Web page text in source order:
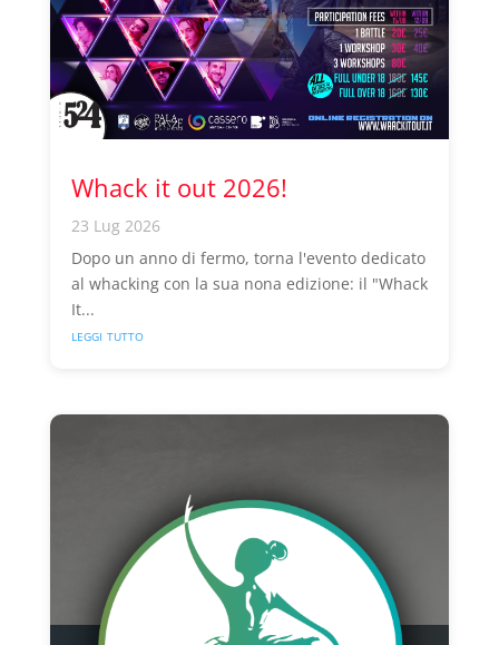
Whack it out 2026!
23 Lug 2026
Dopo un anno di fermo, torna l'evento dedicato
al whacking con la sua nona edizione: il "Whack
It...
leggi tutto